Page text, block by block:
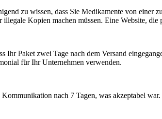
zu wissen, dass Sie Medikamente von einer
illegale Kopien machen müssen. Eine Website,
Ihr Paket zwei Tage nach dem Versand
für Ihr Unternehmen verwenden.
nach 7 Tagen, was akzeptabel